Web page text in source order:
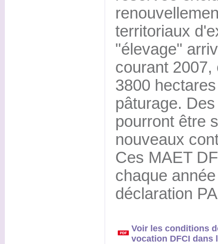
territoriaux
"élevage"
courant 2007,
3800
pâturage.
pourront être
nouveaux
Ces MAET
chaque
déclaration
Voir les conditions
vocation DFCI dans